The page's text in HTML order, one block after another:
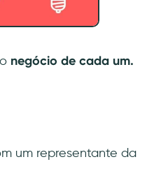
negócio de cada um.
um representante da